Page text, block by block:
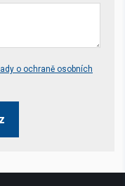
o ochraně osobních